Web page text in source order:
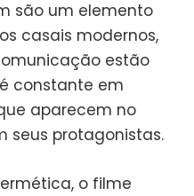
são um elemento
casais modernos,
estão
constante em
aparecem no
seus protagonistas.
o filme